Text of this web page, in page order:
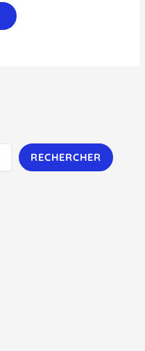
RECHERCHER